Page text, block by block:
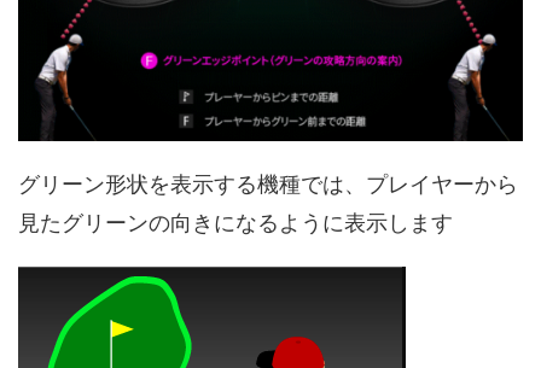
グリーン形状を表示する機種では、プレイヤーから
見たグリーンの向きになるように表示します